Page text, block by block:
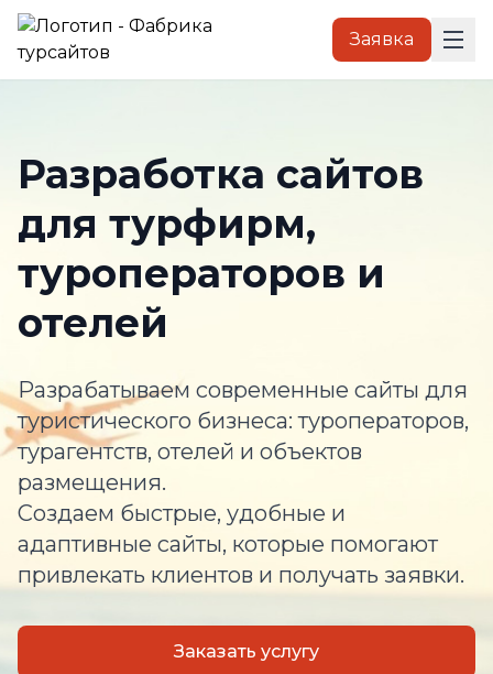
Заявка
Разработка сайтов
для турфирм,
туроператоров и
отелей
Разрабатываем современные сайты для
туристического бизнеса: туроператоров,
турагентств, отелей и объектов
размещения.
Создаем быстрые, удобные и
адаптивные сайты, которые помогают
привлекать клиентов и получать заявки.
Заказать услугу